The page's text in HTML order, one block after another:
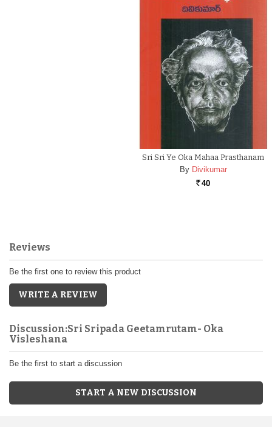
Sri Sri Ye Oka Mahaa Prasthanam
By Divikumar
Rs. 40
Reviews
Be the first one to review this product
WRITE A REVIEW
Discussion:Sri Sripada Geetamrutam- Oka
Visleshana
Be the first to start a discussion
START A NEW DISCUSSION